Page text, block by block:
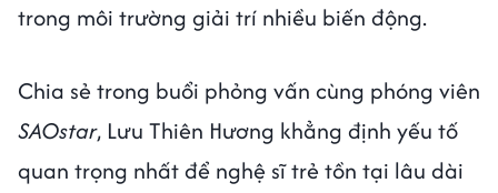
trong môi trường giải trí nhiều biến động.
Chia sẻ trong buổi phỏng vấn cùng phóng viên
SAOstar, Lưu Thiên Hương khẳng định yếu tố
quan trọng nhất để nghệ sĩ trẻ tồn tại lâu dài